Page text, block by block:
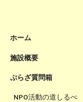
ホーム
施設概要
ぷらざ質問箱
NPO活動の道しるべ